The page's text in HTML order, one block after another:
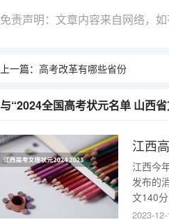
免责声明：文章内容来自网络，
上一篇： 高考改革有哪些省份
与“2024全国高考状元名单 山西
江西
江西今
发布的
文140
高考总
2023-